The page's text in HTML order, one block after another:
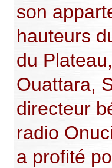
son
hauteurs
du
Ouattara,
directeur
radio
a profité